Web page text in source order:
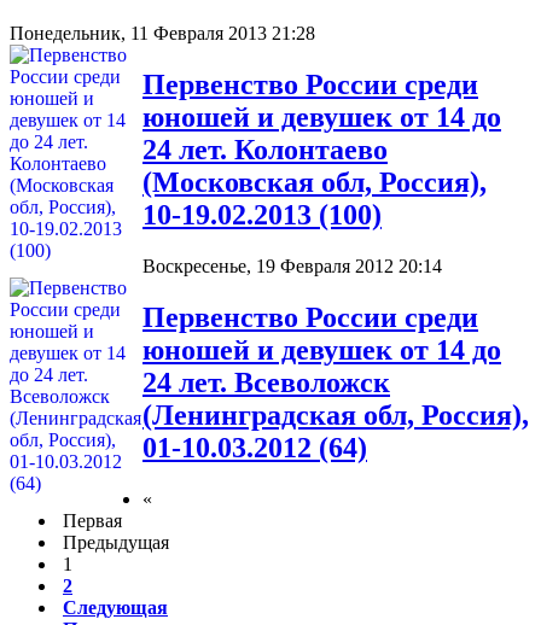
Понедельник, 11 Февраля 2013 21:28
Первенство России среди
юношей и девушек от 14 до
24 лет. Колонтаево
(Московская обл, Россия),
10-19.02.2013 (100)
Воскресенье, 19 Февраля 2012 20:14
Первенство России среди
юношей и девушек от 14 до
24 лет. Всеволожск
(Ленинградская обл, Россия),
01-10.03.2012 (64)
«
Первая
Предыдущая
1
2
Следующая